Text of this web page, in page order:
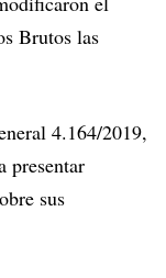
Brutos las
4.164/2019,
presentar
sus